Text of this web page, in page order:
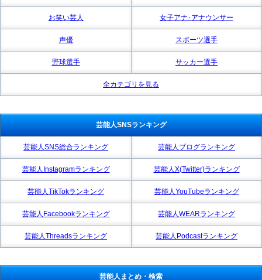
お笑い芸人 女子アナ･アナウンサー
声優 スポーツ選手
野球選手 サッカー選手
全カテゴリを見る
芸能人SNSランキング
芸能人SNS総合ランキング 芸能人ブログランキング
芸能人Instagramランキング 芸能人X(Twitter)ランキング
芸能人TikTokランキング 芸能人YouTubeランキング
芸能人Facebookランキング 芸能人WEARランキング
芸能人Threadsランキング 芸能人Podcastランキング
芸能人まとめ・検索